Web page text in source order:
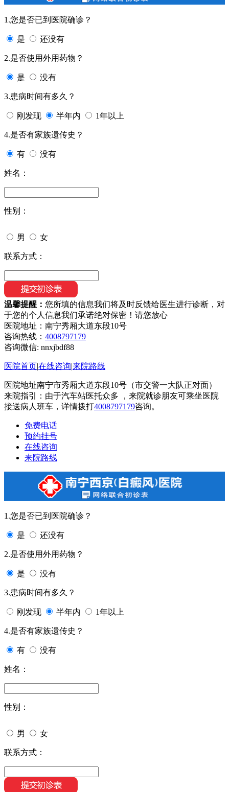
1.您是否已到医院确诊？
是 还没有
2.是否使用外用药物？
是 没有
3.患病时间有多久？
刚发现 半年内 1年以上
4.是否有家族遗传史？
有 没有
姓名：
性别：
男 女
联系方式：
温馨提醒： 您所填的信息我们将及时反馈给医生进行诊断，对
于您的个人信息我们承诺绝对保密！请您放心
医院地址：南宁秀厢大道东段10号
咨询热线： 4008797179
咨询微信: nnxjbdf88
医院首页|在线咨询|来院路线
医院地址南宁市秀厢大道东段10号（市交警一大队正对面）
来院指引：由于汽车站医托众多 ，来院就诊朋友可乘坐医院
接送病人班车，详情拨打4008797179咨询。
免费电话
预约挂号
在线咨询
来院路线
1.您是否已到医院确诊？
是 还没有
2.是否使用外用药物？
是 没有
3.患病时间有多久？
刚发现 半年内 1年以上
4.是否有家族遗传史？
有 没有
姓名：
性别：
男 女
联系方式：